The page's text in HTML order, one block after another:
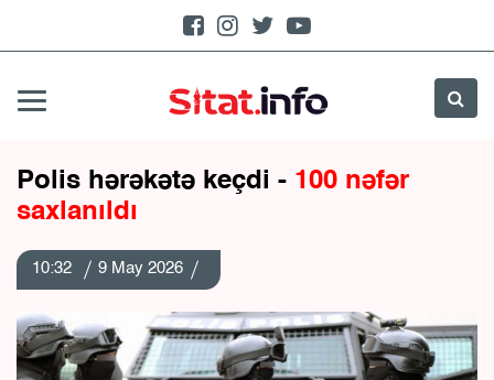
Polis hərəkətə keçdi - 100 nəfər
saxlanıldı
10:32 9 May 2026